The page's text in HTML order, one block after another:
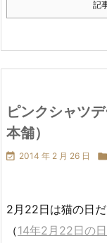
記
ピンクシャツ
本舗）
 2014 年 2 月 26 日 
2月22日は猫の日
（14年2月22日の